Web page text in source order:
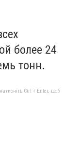
более 24
тонн.
Ctrl + Enter, щоб